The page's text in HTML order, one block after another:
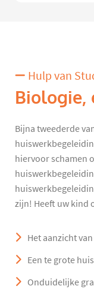
Hulp van
Biologie,
Bijna tweederde
hiervoor schamen
zijn! Heeft uw kind
Het aanzicht
Een te grote
Onduidelijke